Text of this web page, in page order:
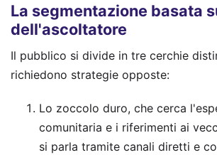
La segmentazione basata
dell'ascoltatore
Il pubblico si divide in tre cerchie
richiedono strategie opposte:
Lo zoccolo duro, che cerca
comunitaria e i riferimenti ai
si parla tramite canali diretti e